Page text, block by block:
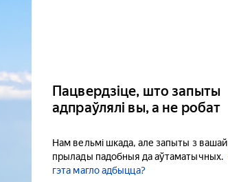
Пацвердзіце, што запыты
адпраўлялі вы, а не робат
Нам вельмі шкада, але запыты з вашай
прылады падобныя да аўтаматычных.
гэта магло адбыцца?